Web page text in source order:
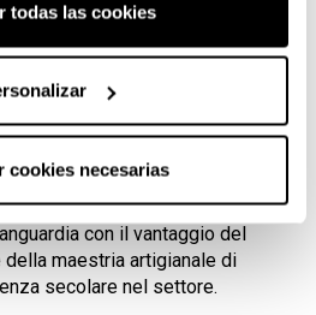
todas las cookies
cookies necesarias
Wüsthof prodotta
sono prodotte utilizzando
processo di cottura
pietre combinano la più
con il vantaggio del
maestria artigianale di
secolare nel settore.